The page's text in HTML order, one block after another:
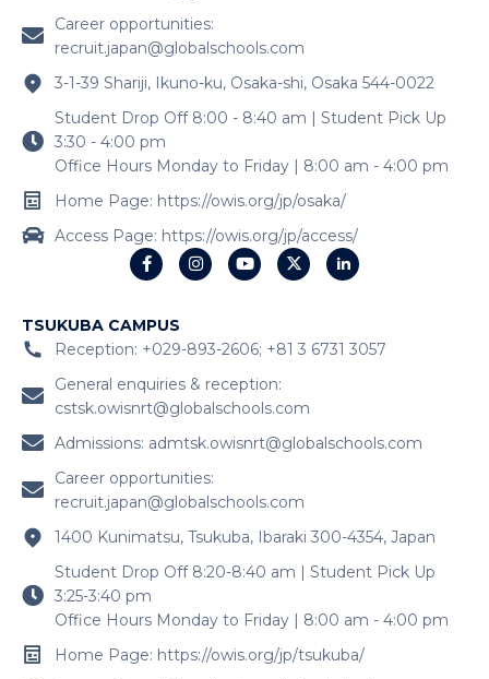
Career opportunities:
recruit.japan@globalschools.com
3-1-39 Shariji, Ikuno-ku, Osaka-shi, Osaka 544-0022
Student Drop Off 8:00 - 8:40 am | Student Pick Up
3:30 - 4:00 pm
Office Hours Monday to Friday | 8:00 am - 4:00 pm
Home Page: https://owis.org/jp/osaka/
Access Page: https://owis.org/jp/access/
TSUKUBA CAMPUS
Reception: +029-893-2606; +81 3 6731 3057
General enquiries & reception:
cstsk.owisnrt@globalschools.com
Admissions: admtsk.owisnrt@globalschools.com
Career opportunities:
recruit.japan@globalschools.com
1400 Kunimatsu, Tsukuba, Ibaraki 300-4354, Japan
Student Drop Off 8:20-8:40 am | Student Pick Up
3:25-3:40 pm
Office Hours Monday to Friday | 8:00 am - 4:00 pm
Home Page: https://owis.org/jp/tsukuba/